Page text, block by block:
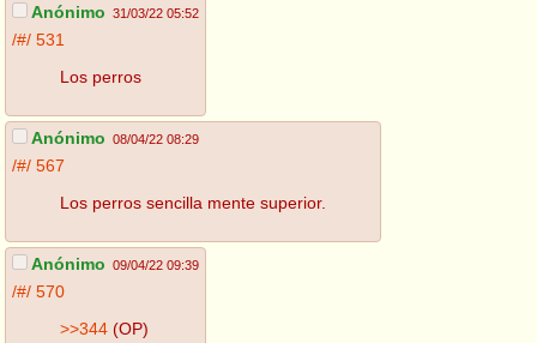
Anónimo 31/03/22 05:52
/#/ 531
Los perros
Anónimo 08/04/22 08:29
/#/ 567
Los perros sencilla mente superior.
Anónimo 09/04/22 09:39
/#/ 570
>>344 (OP)